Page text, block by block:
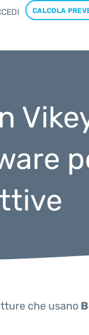
CALCOLA
che usano